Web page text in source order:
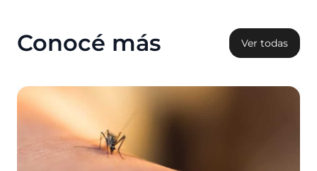
Conocé más Ver todas